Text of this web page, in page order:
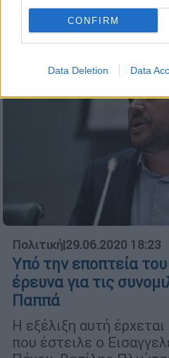
CONFIRM
Data Deletion Data
Πολιτική|29.06.2020 18:23
Υπό την εποπτεία
έρευνα για τις
Παππά
Η εξέλιξη αυτή
που έστειλε ο